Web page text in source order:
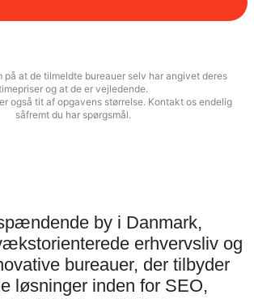
at de tilmeldte bureauer selv har angivet deres
og at de er vejledende.
også tit af opgavens størrelse. Kontakt os endelig
såfremt du har spørgsmål.
by i Danmark,
erhvervsliv og
bureauer, der tilbyder
løsninger inden for SEO,